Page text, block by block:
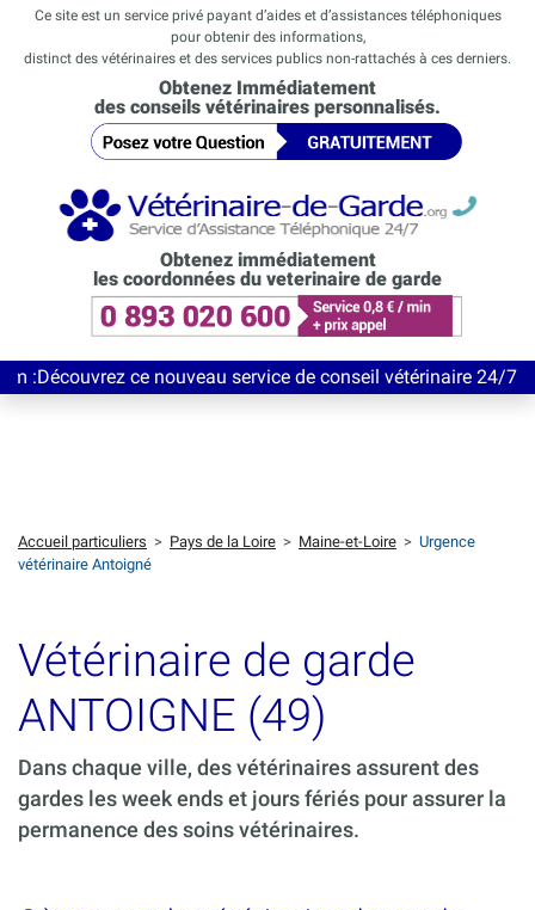
Ce site est un service privé payant d’aides et d’assistances téléphoniques
pour obtenir des informations,
distinct des vétérinaires et des services publics non-rattachés à ces derniers.
Obtenez Immédiatement
des conseils vétérinaires personnalisés.
Obtenez immédiatement
les coordonnées du veterinaire de garde
ce nouveau service de conseil vétérinaire 24/7
Accueil particuliers > Pays de la Loire > Maine-et-Loire > Urgence
vétérinaire Antoigné
Vétérinaire de garde
ANTOIGNE (49)
Dans chaque ville, des vétérinaires assurent des
gardes les week ends et jours fériés pour assurer la
permanence des soins vétérinaires.